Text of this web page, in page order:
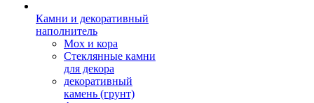
Камни и декоративный
наполнитель
Мох и кора
Стеклянные камни
для декора
декоративный
камень (грунт)